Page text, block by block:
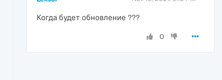
Когда будет обновление ???
0